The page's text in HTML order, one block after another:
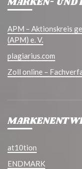
MARKEN- UND
APM – Aktionskreis
(APM) e. V.
plagiarius.com
Zoll online –
at10tion
ENDMARK